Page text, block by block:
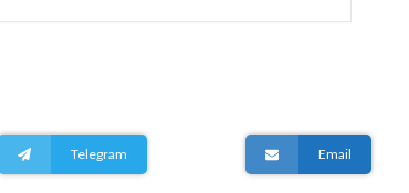
Email
Telegram